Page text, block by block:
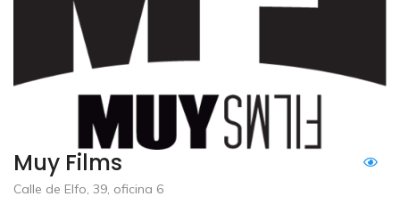
Muy Films
Calle de Elfo, 39, oficina 6